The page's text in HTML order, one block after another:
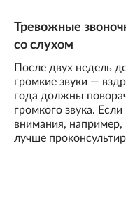
Тревожные
со слухом
После двух недель
громкие звуки —
года должны
громкого звука.
внимания,
лучше